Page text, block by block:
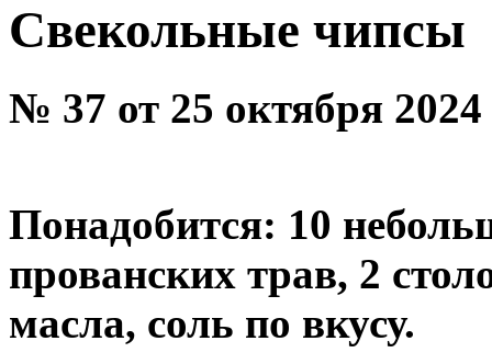
Свекольные чипсы
№ 37 от 25 октября
Понадобится: 10
прованских трав, 2
масла, соль по вкусу.